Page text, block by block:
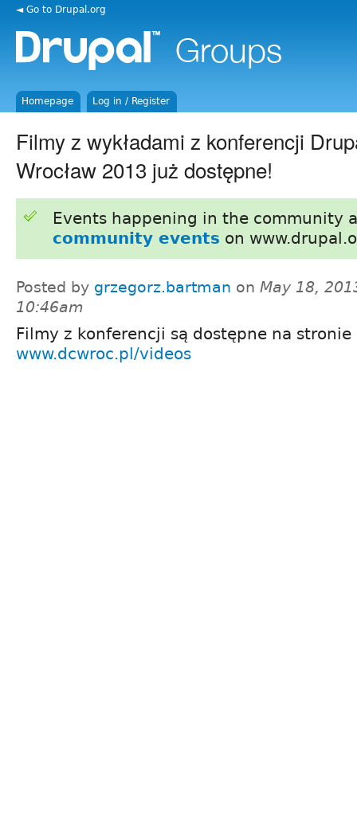
◄ Go to Drupal.org
Homepage Log in / Register
Filmy z wykładami z konferencji
Wrocław 2013 już dostępne!
Events happening in the community
community events on
Posted by grzegorz.bartman on May 18,
10:46am
Filmy z konferencji są dostępne na stronie
www.dcwroc.pl/videos